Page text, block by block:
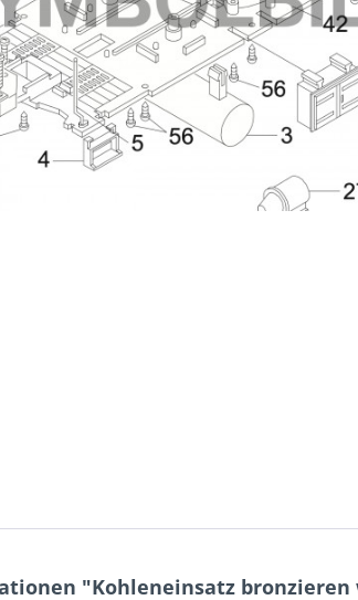
"Kohleneinsatz bronzieren